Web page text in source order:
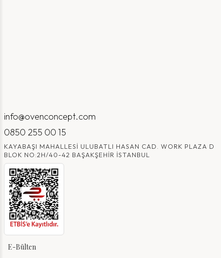
info@ovenconcept.com
0850 255 00 15
KAYABAŞI MAHALLESI ULUBATLI HASAN CAD. WORK PLAZA D
BLOK NO:2H/40-42 BAŞAKŞEHIR İSTANBUL
E-Bülten